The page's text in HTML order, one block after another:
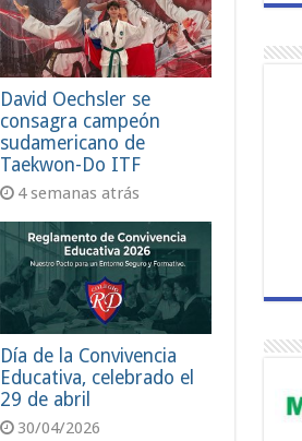
David Oechsler se
consagra campeón
sudamericano de
Taekwon-Do ITF
4 semanas atrás
Día de la Convivencia
Educativa, celebrado el
29 de abril
30/04/2026